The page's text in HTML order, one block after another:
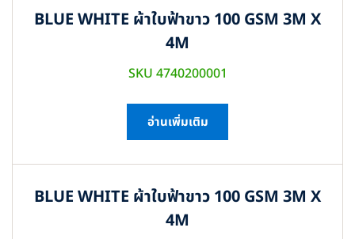
BLUE WHITE ผ้าใบฟ้าขาว 100 GSM 3M X
4M
SKU 4740200001
อ่านเพิ่มเติม
BLUE WHITE ผ้าใบฟ้าขาว 100 GSM 3M X
4M